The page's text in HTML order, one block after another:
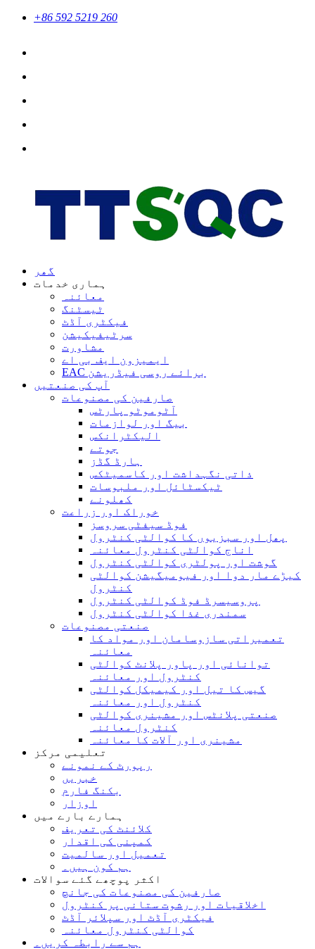
+86 592 5219 260
گھر
ہماری خدمات
معائنہ
ٹیسٹنگ
فیکٹری آڈٹ
سرٹیفیکیشن
مشاورت
ایمیزون ایف بی اے
EAC برائے روسی فیڈریشن
آپ کی صنعتیں
صارفین کی مصنوعات
آٹوموٹو پارٹس
بیگ اور لوازمات
الیکٹرانکس
جوتے
ہارڈ گڈز
ذاتی نگہداشت اور کاسمیٹکس
ٹیکسٹائل اور ملبوسات
کھلونے
خوراک اور زراعت
فوڈ سیفٹی سروسز
پھل اور سبزیوں کا کوالٹی کنٹرول
اناج کوالٹی کنٹرول معائنہ
گوشت اور پولٹری کوالٹی کنٹرول
کیڑے مار دوا اور فیومیگیشن کوالٹی
کنٹرول
پروسیسرڈ فوڈ کوالٹی کنٹرول
سمندری غذا کوالٹی کنٹرول
صنعتی مصنوعات
تعمیراتی سازوسامان اور مواد کا
معائنہ
توانائی اور پاور پلانٹ کوالٹی
کنٹرول اور معائنہ
گیس کا تیل اور کیمیکل کوالٹی
کنٹرول اور معائنہ
صنعتی پلانٹس اور مشینری کوالٹی
کنٹرول معائنہ
مشینری اور آلات کا معائنہ
تعلیمی مرکز
رپورٹ کے نمونے
خبریں
بکنگ فارم
اوزار
ہمارے بارے میں
کلائنٹ کی تعریف
کمپنی کی اقدار
تعمیل اور سالمیت
ہم کون ہیں۔
اکثر پوچھے گئے سوالات
صارفین کی مصنوعات کی جانچ
اخلاقیات اور رشوت ستانی پر کنٹرول
فیکٹری آڈٹ اور سپلائر آڈٹ
کوالٹی کنٹرول معائنہ
ہم سے رابطہ کریں۔